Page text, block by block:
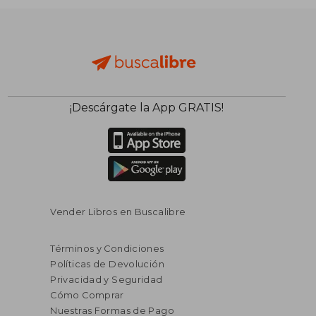
¡Descárgate la App GRATIS!
Vender Libros en Buscalibre
Términos y Condiciones
Políticas de Devolución
Privacidad y Seguridad
Cómo Comprar
Nuestras Formas de Pago